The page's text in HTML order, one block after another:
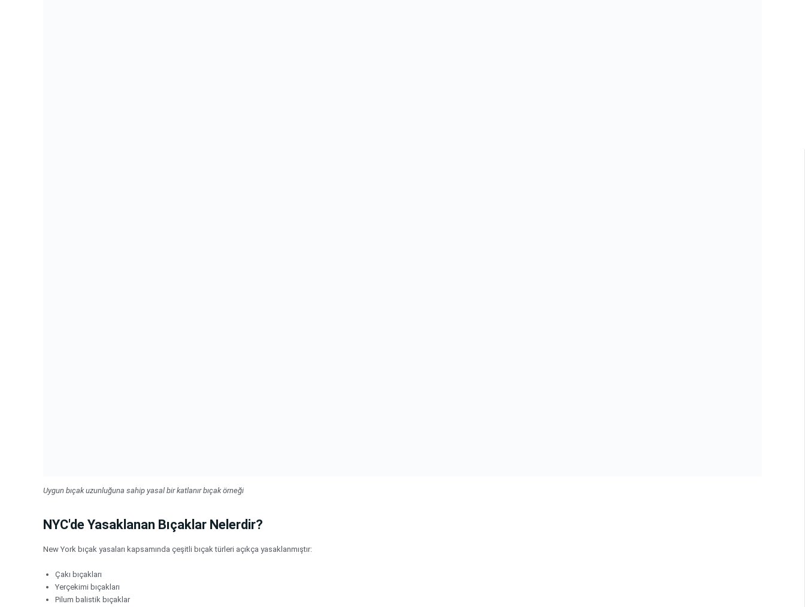
Uygun bıçak uzunluğuna sahip yasal bir katlanır bıçak örneği
NYC'de Yasaklanan Bıçaklar Nelerdir?
New York bıçak yasaları kapsamında çeşitli bıçak türleri açıkça yasaklanmıştır:
Çakı bıçakları
Yerçekimi bıçakları
Pilum balistik bıçaklar